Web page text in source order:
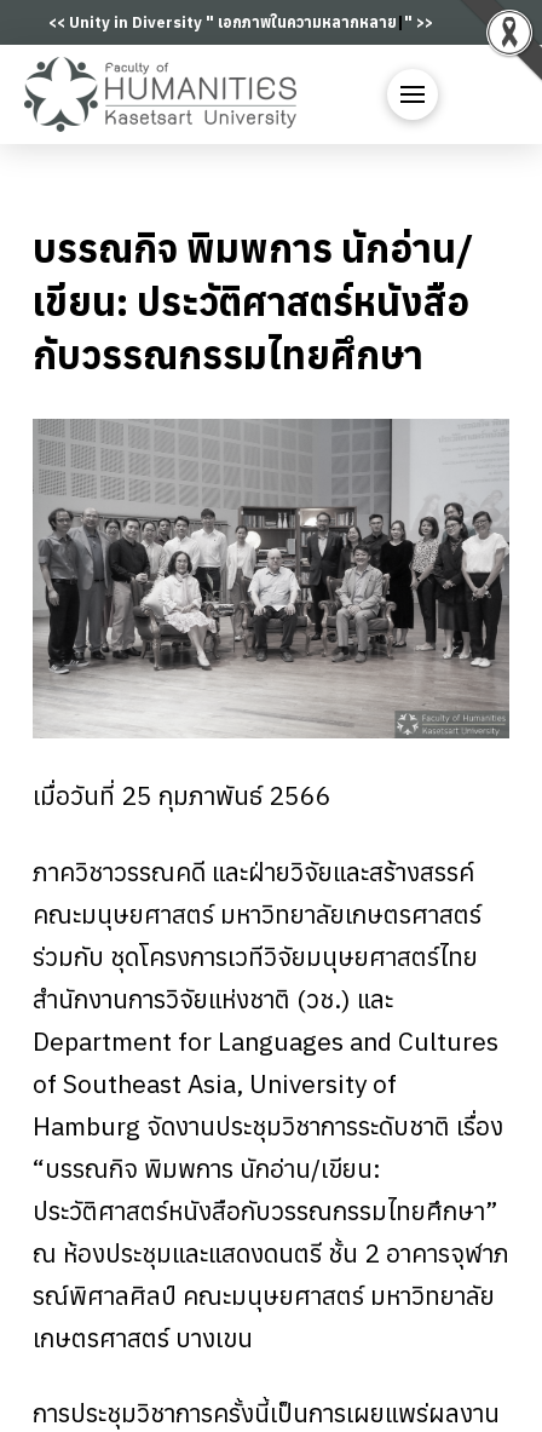
<< Unity in Diversity " เอกภาพในความหลากหล|" >>
บรรณกิจ พิมพการ นักอ่าน/
เขียน: ประวัติศาสตร์หนังสือ
กับวรรณกรรมไทยศึกษา
เมื่อวันที่ 25 กุมภาพันธ์ 2566
ภาควิชาวรรณคดี และฝ่ายวิจัยและสร้างสรรค์
คณะมนุษยศาสตร์ มหาวิทยาลัยเกษตรศาสตร์
ร่วมกับ ชุดโครงการเวทีวิจัยมนุษยศาสตร์ไทย
สำนักงานการวิจัยแห่งชาติ (วช.) และ
Department for Languages and Cultures
of Southeast Asia, University of
Hamburg จัดงานประชุมวิชาการระดับชาติ เรื่อง
“บรรณกิจ พิมพการ นักอ่าน/เขียน:
ประวัติศาสตร์หนังสือกับวรรณกรรมไทยศึกษา”
ณ ห้องประชุมและแสดงดนตรี ชั้น 2 อาคารจุฬาภ
รณ์พิศาลศิลป์ คณะมนุษยศาสตร์ มหาวิทยาลัย
เกษตรศาสตร์ บางเขน
การประชุมวิชาการครั้งนี้เป็นการเผยแพร่ผลงาน